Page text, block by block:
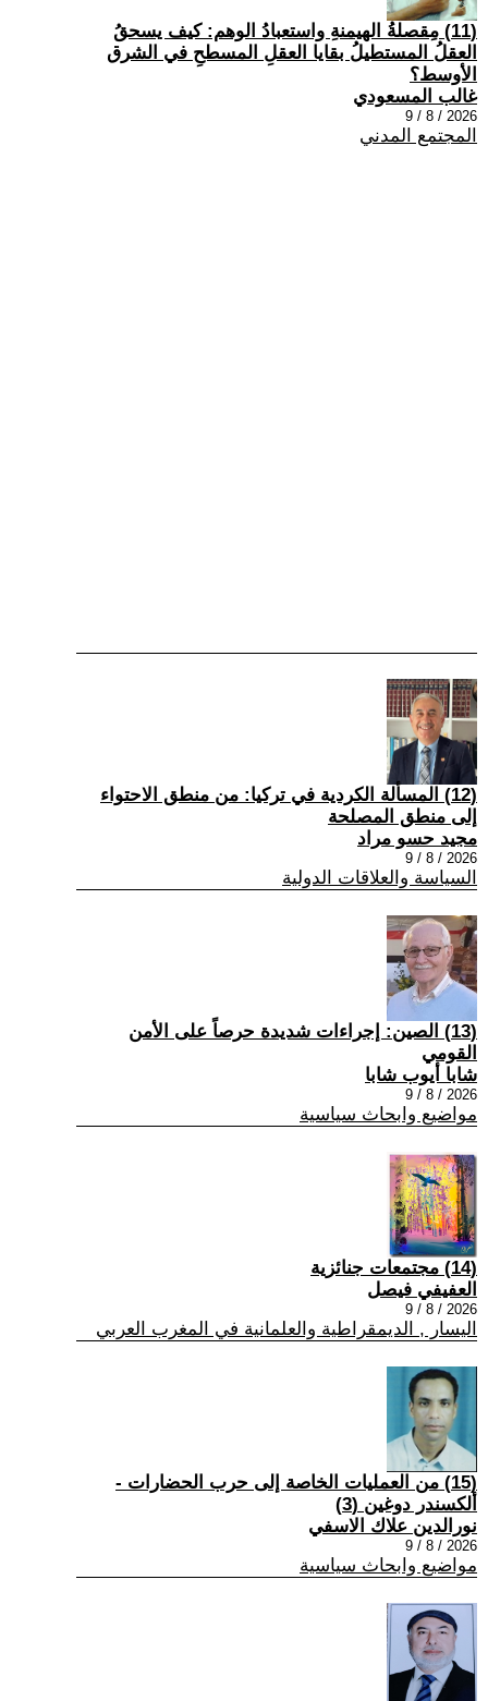
(11) مِقصلةُ الهيمنةِ واستعبادُ الوهم: كيف يسحقُ
العقلُ المستطيلُ بقايا العقلِ المسطحِ في الشرق
الأوسط؟
غالب المسعودي
2026 / 8 / 9
المجتمع المدني
(12) المسألة الكردية في تركيا: من منطق الاحتواء
إلى منطق المصلحة
مجيد حسو مراد
2026 / 8 / 9
السياسة والعلاقات الدولية
(13) الصين: إجراءات شديدة حرصاً على الأمن
القومي
شابا أيوب شابا
2026 / 8 / 9
مواضيع وابحاث سياسية
(14) مجتمعات جنائزية
العفيفي فيصل
2026 / 8 / 9
اليسار , الديمقراطية والعلمانية في المغرب العربي
(15) من العمليات الخاصة إلى حرب الحضارات -
ألكسندر دوغين (3)
نورالدين علاك الاسفي
2026 / 8 / 9
مواضيع وابحاث سياسية